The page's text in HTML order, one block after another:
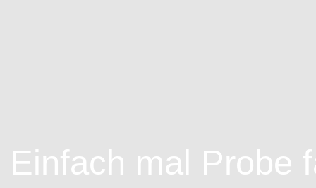
Einfach mal Probe